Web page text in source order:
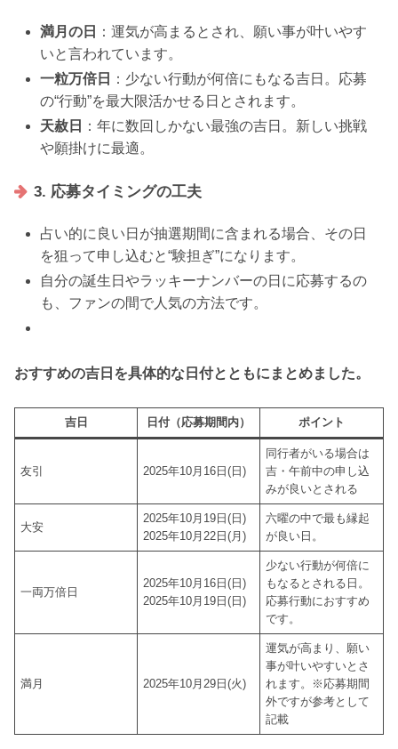
満月の日
：運気が高まるとされ、願い事が叶いやす
いと言われています。
一粒万倍日
：少ない行動が何倍にもなる吉日。応募
の“行動”を最大限活かせる日とされます。
天赦日
：年に数回しかない最強の吉日。新しい挑戦
や願掛けに最適。
3. 応募タイミングの工夫
占い的に良い日が抽選期間に含まれる場合、その日
を狙って申し込むと“験担ぎ”になります。
自分の誕生日やラッキーナンバーの日に応募するの
も、ファンの間で人気の方法です。
おすすめの吉日を具体的な日付とともにまとめました。
吉日 日付（応募期間内） ポイント
友引 2025年10月16日(日)
同行者がいる場合は
吉・午前中の申し込
みが良いとされる
大安
2025年10月19日(日)
2025年10月22日(月)
六曜の中で最も縁起
が良い日。
一両万倍日
2025年10月16日(日)
2025年10月19日(日)
少ない行動が何倍に
もなるとされる日。
応募行動におすすめ
です。
満月 2025年10月29日(火)
運気が高まり、願い
事が叶いやすいとさ
れます。※応募期間
外ですが参考として
記載